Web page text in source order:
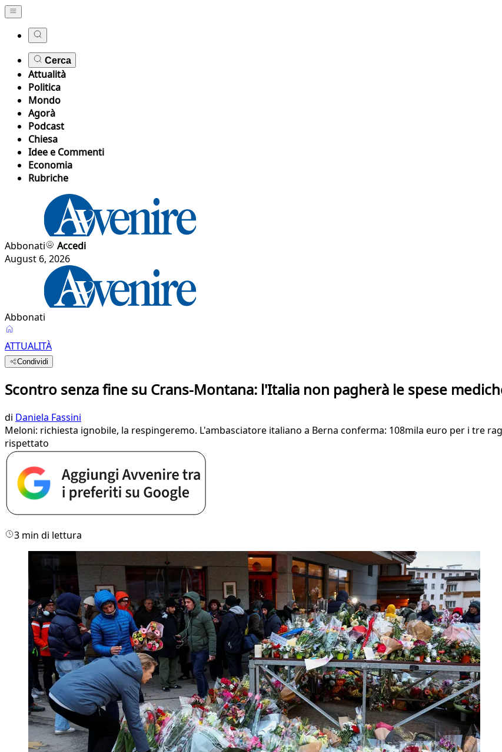
Cerca
Attualità
Politica
Mondo
Agorà
Podcast
Chiesa
Idee e Commenti
Economia
Rubriche
Abbonati
Accedi
August 6, 2026
Abbonati
ATTUALITÀ
Condividi
Scontro senza fine su Crans-Montana: l'Italia non pagherà le spese
di Daniela Fassini
Meloni: richiesta ignobile, la respingeremo. L'ambasciatore italiano a Berna conferma: 108mila euro per i tre
rispettato
3 min di lettura